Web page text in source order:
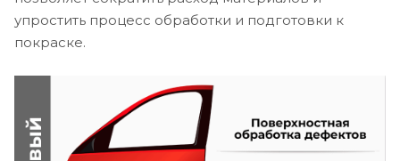
упростить процесс обработки и подготовки к
покраске.